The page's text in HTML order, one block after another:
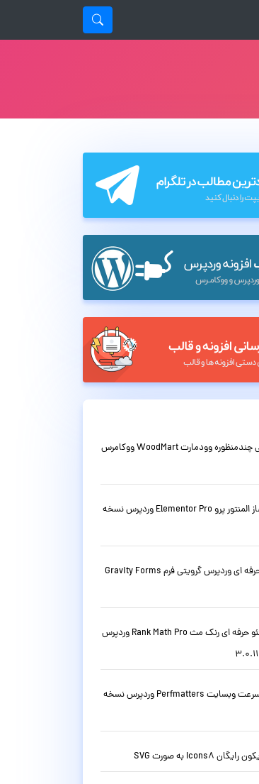
قالب فروشگاهی چندمنظوره وودمارت WoodMart ووکامرس
افزونه صفحه ساز المنتور پرو Elementor Pro وردپرس نسخه
افزونه فرم ساز حرفه ای وردپرس گرویتی فرم Gravity Forms
دانلود افزونه سئو حرفه ای رنک مث Rank Math Pro وردپرس
افزونه افزایش سرعت وبسایت Perfmatters وردپرس نسخه